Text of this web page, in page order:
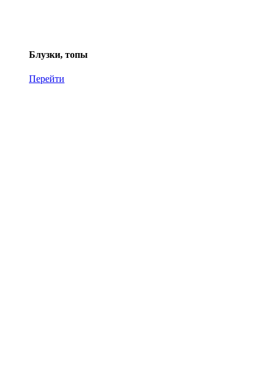
Блузки, топы
Перейти